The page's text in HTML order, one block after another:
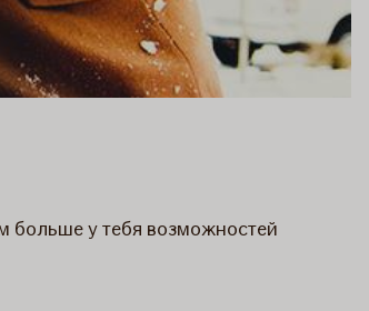
больше у тебя возможностей